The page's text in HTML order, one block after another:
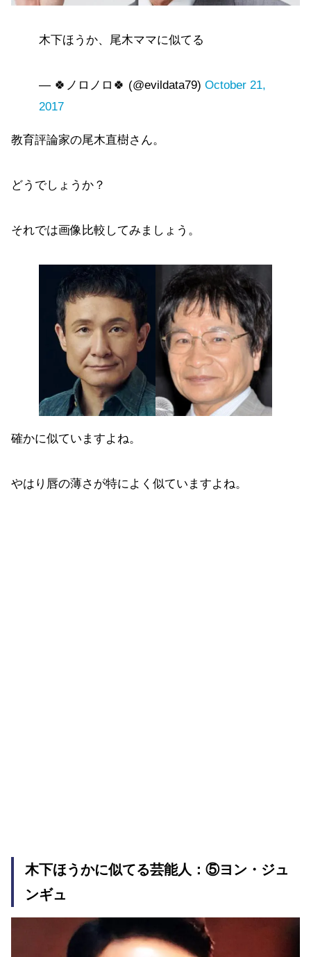
木下ほうか、尾木ママに似てる
— 🍀ノロノロ🍀 (@evildata79) October 21,
2017
教育評論家の尾木直樹さん。
どうでしょうか？
それでは画像比較してみましょう。
確かに似ていますよね。
やはり唇の薄さが特によく似ていますよね。
木下ほうかに似てる芸能人：⑤ヨン・ジュ
ンギュ